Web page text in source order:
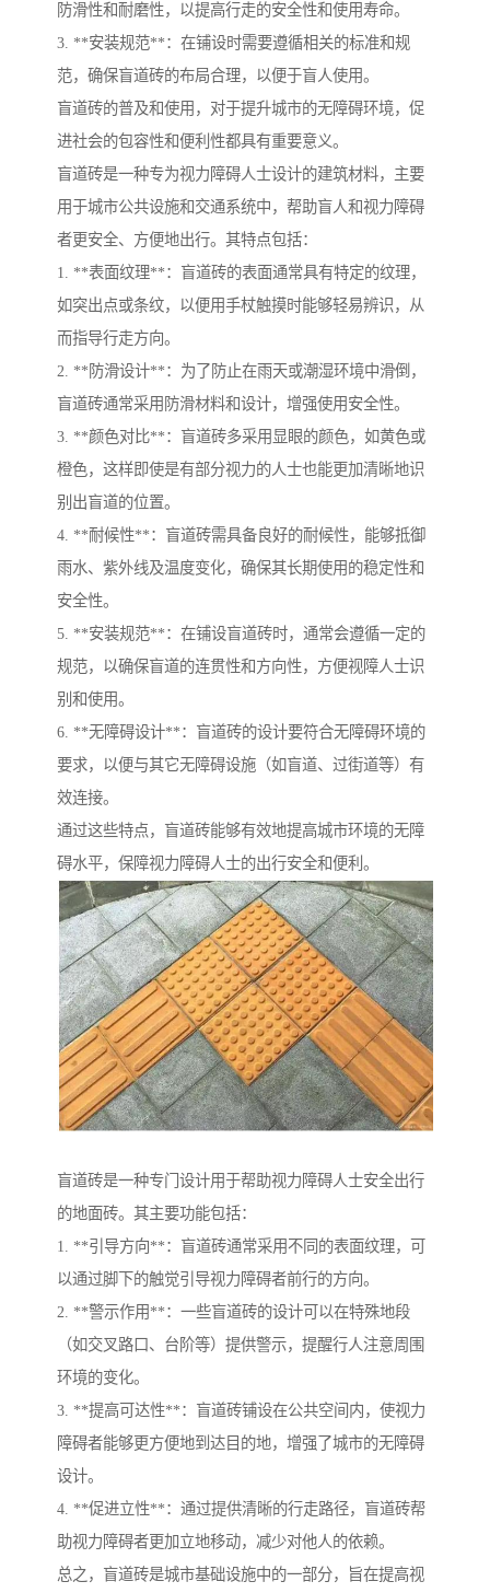
防滑性和耐磨性，以提高行走的安全性和使用寿命。
3. **安装规范**：在铺设时需要遵循相关的标准和规
范，确保盲道砖的布局合理，以便于盲人使用。
盲道砖的普及和使用，对于提升城市的无障碍环境，促
进社会的包容性和便利性都具有重要意义。
盲道砖是一种专为视力障碍人士设计的建筑材料，主要
用于城市公共设施和交通系统中，帮助盲人和视力障碍
者更安全、方便地出行。其特点包括：
1. **表面纹理**：盲道砖的表面通常具有特定的纹理，
如突出点或条纹，以便用手杖触摸时能够轻易辨识，从
而指导行走方向。
2. **防滑设计**：为了防止在雨天或潮湿环境中滑倒，
盲道砖通常采用防滑材料和设计，增强使用安全性。
3. **颜色对比**：盲道砖多采用显眼的颜色，如黄色或
橙色，这样即使是有部分视力的人士也能更加清晰地识
别出盲道的位置。
4. **耐候性**：盲道砖需具备良好的耐候性，能够抵御
雨水、紫外线及温度变化，确保其长期使用的稳定性和
安全性。
5. **安装规范**：在铺设盲道砖时，通常会遵循一定的
规范，以确保盲道的连贯性和方向性，方便视障人士识
别和使用。
6. **无障碍设计**：盲道砖的设计要符合无障碍环境的
要求，以便与其它无障碍设施（如盲道、过街道等）有
效连接。
通过这些特点，盲道砖能够有效地提高城市环境的无障
碍水平，保障视力障碍人士的出行安全和便利。
盲道砖是一种专门设计用于帮助视力障碍人士安全出行
的地面砖。其主要功能包括：
1. **引导方向**：盲道砖通常采用不同的表面纹理，可
以通过脚下的触觉引导视力障碍者前行的方向。
2. **警示作用**：一些盲道砖的设计可以在特殊地段
（如交叉路口、台阶等）提供警示，提醒行人注意周围
环境的变化。
3. **提高可达性**：盲道砖铺设在公共空间内，使视力
障碍者能够更方便地到达目的地，增强了城市的无障碍
设计。
4. **促进立性**：通过提供清晰的行走路径，盲道砖帮
助视力障碍者更加立地移动，减少对他人的依赖。
总之，盲道砖是城市基础设施中的一部分，旨在提高视